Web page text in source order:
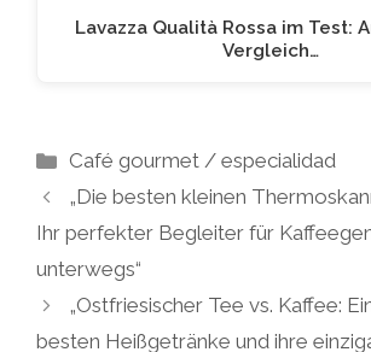
Lavazza Qualità Rossa im Test:
Vergleich…
Kategorien
Café gourmet / especialidad
„Die besten kleinen
Ihr perfekter Begleiter für
unterwegs“
„Ostfriesischer Tee vs. Kaffee:
besten Heißgetränke und ihre